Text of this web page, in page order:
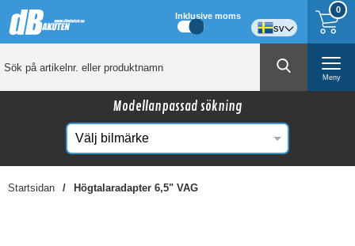
0
Inklusive moms
sv
Meny
Modellanpassad sökning
Startsidan Högtalaradapter 6,5" VAG